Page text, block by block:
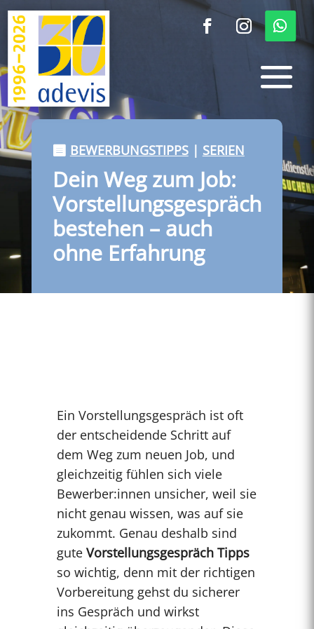
BEWERBUNGSTIPPS| SERIEN
Dein Weg zum Job:
Vorstellungsgespräch
bestehen – auch
ohne Erfahrung
Ein Vorstellungsgespräch ist oft
der entscheidende Schritt auf
dem Weg zum neuen Job, und
gleichzeitig fühlen sich viele
Bewerber:innen unsicher, weil sie
nicht genau wissen, was auf sie
zukommt. Genau deshalb sind
gute Vorstellungsgespräch Tipps
so wichtig, denn mit der richtigen
Vorbereitung gehst du sicherer
ins Gespräch und wirkst